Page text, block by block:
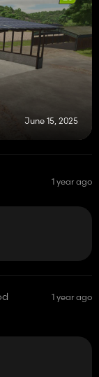
June 15, 2025
1 year ago
1 year ago